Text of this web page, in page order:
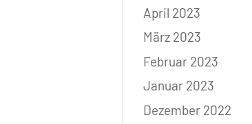
April 2023
März 2023
Februar 2023
Januar 2023
Dezember 2022